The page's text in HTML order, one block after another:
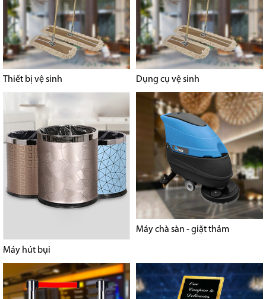
Thiết bị vệ sinh Dụng cụ vệ sinh
Máy hút bụi
Máy chà sàn - giặt thảm